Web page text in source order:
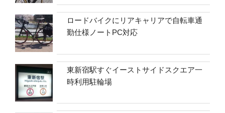
ロードバイクにリアキャリアで自転車通
勤仕様ノートPC対応
東新宿駅すぐイーストサイドスクエア一
時利用駐輪場